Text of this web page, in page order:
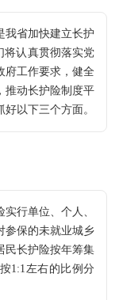
省加快建立长护
将认真贯彻落实党
府工作要求，健全
推动长护险制度平
以下三个方面。
行单位、个人、
参保的未就业城乡
民长护险按年筹集
1:1左右的比例分